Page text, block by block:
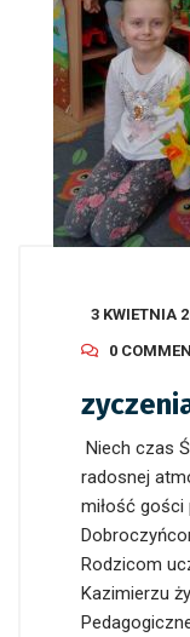
3 KWIETNIA
0
Niech czas
radosnej
miłość
Rodzicom
Kazimierzu